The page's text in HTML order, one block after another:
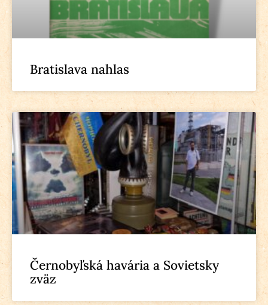
Bratislava nahlas
Černobyľská havária a Sovietsky
zväz